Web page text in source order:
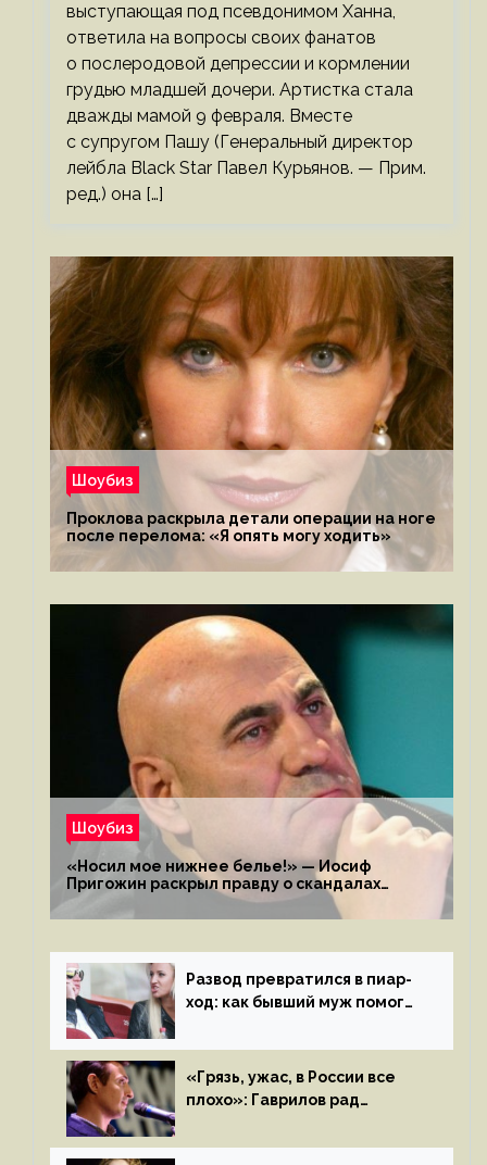
выступающая под псевдонимом Ханна,
ответила на вопросы своих фанатов
о послеродовой депрессии и кормлении
грудью младшей дочери. Артистка стала
дважды мамой 9 февраля. Вместе
с супругом Пашу (Генеральный директор
лейбла Black Star Павел Курьянов. — Прим.
ред.) она […]
Шоубиз
Проклова раскрыла детали операции на ноге
после перелома: «Я опять могу ходить»
Шоубиз
«Носил мое нижнее белье!» — Иосиф
Пригожин раскрыл правду о скандалах
с мужем своей экс-жены
Развод превратился в пиар-
ход: как бывший муж помог
«Грязь, ужас, в России все
плохо»: Гаврилов рад
иноагентов